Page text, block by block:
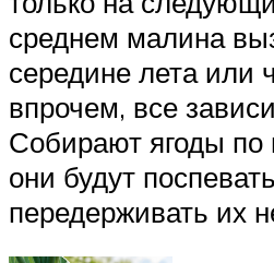
среднем малина
середине лета или
впрочем, все
Собирают ягоды по
они будут
передерживать их